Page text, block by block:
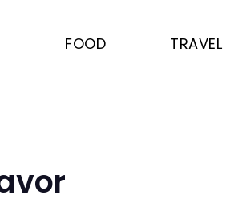
FOOD TRAVEL